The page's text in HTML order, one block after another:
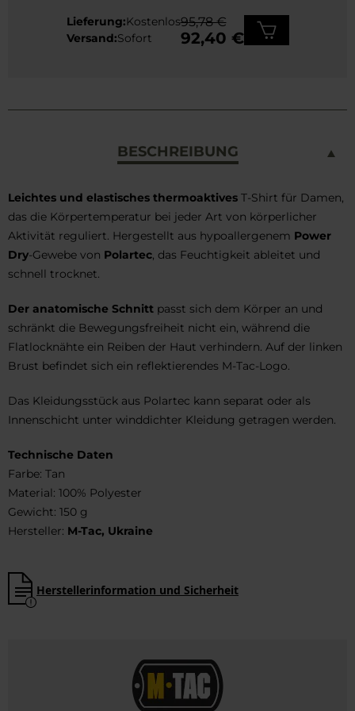
Lieferung:Kostenlos
Versand:Sofort
95,78 €
92,40 €
BESCHREIBUNG
Leichtes und elastisches thermoaktives T-Shirt für Damen,
das die Körpertemperatur bei jeder Art von körperlicher
Aktivität reguliert. Hergestellt aus hypoallergenem Power
Dry-Gewebe von Polartec, das Feuchtigkeit ableitet und
schnell trocknet.
Der anatomische Schnitt passt sich dem Körper an und
schränkt die Bewegungsfreiheit nicht ein, während die
Flatlocknähte ein Reiben der Haut verhindern. Auf der linken
Brust befindet sich ein reflektierendes M-Tac-Logo.
Das Kleidungsstück aus Polartec kann separat oder als
Innenschicht unter winddichter Kleidung getragen werden.
Technische Daten
Farbe: Tan
Material: 100% Polyester
Gewicht: 150 g
Hersteller: M-Tac, Ukraine
Herstellerinformation und Sicherheit